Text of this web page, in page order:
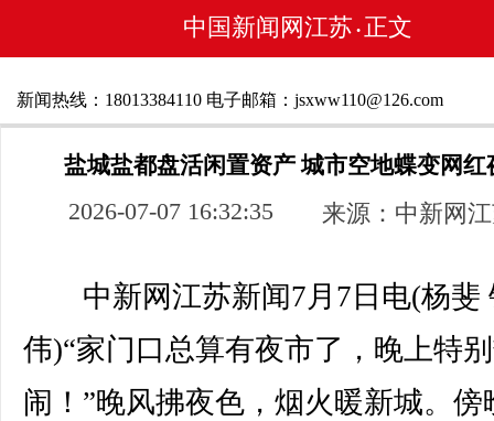
中国新闻网江苏 • 正文
新闻热线：18013384110 电子邮箱：jsxww110@126.com
盐城盐都盘活闲置资产 城市空地蝶变网红
2026-07-07 16:32:35 来源：中新网
中新网江苏新闻7月7日电(杨斐
伟)“家门口总算有夜市了，晚上特
闹！”晚风拂夜色，烟火暖新城。傍